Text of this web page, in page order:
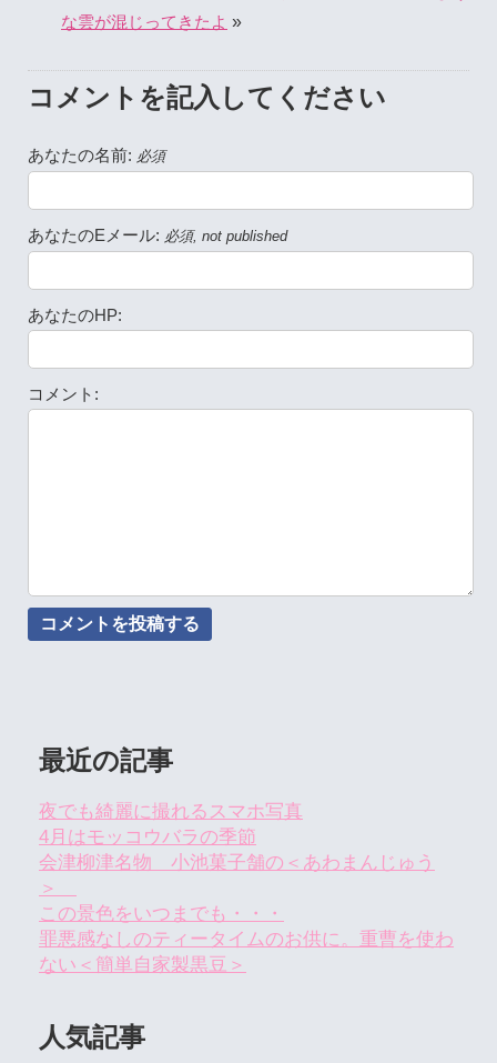
な雲が混じってきたよ »
コメントを記入してください
あなたの名前: 必須
あなたのEメール: 必須, not published
あなたのHP:
コメント:
最近の記事
夜でも綺麗に撮れるスマホ写真
4月はモッコウバラの季節
会津柳津名物 小池菓子舗の＜あわまんじゅう
＞
この景色をいつまでも・・・
罪悪感なしのティータイムのお供に。重曹を使わ
ない＜簡単自家製黒豆＞
人気記事